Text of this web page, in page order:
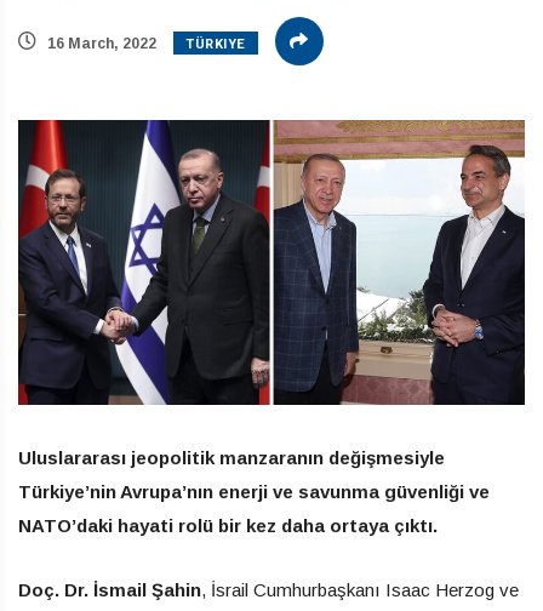
16 March, 2022 TÜRKIYE
Uluslararası jeopolitik manzaranın değişmesiyle
Türkiye’nin Avrupa’nın enerji ve savunma güvenliği ve
NATO’daki hayati rolü bir kez daha ortaya çıktı.
Doç. Dr. İsmail Şahin, İsrail Cumhurbaşkanı Isaac Herzog ve